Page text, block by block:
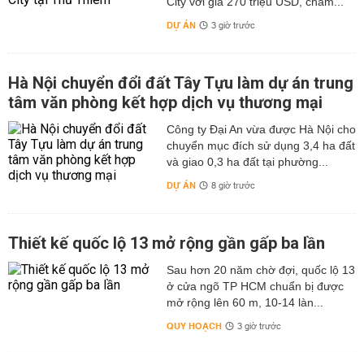
DỰ ÁN 3 giờ trước
Hà Nội chuyển đổi đất Tây Tựu làm dự án trung
tâm văn phòng kết hợp dịch vụ thương mại
Công ty Đại An vừa được Hà Nội cho
chuyển mục đích sử dụng 3,4 ha đất
và giao 0,3 ha đất tại phường...
DỰ ÁN 8 giờ trước
Thiết kế quốc lộ 13 mở rộng gần gấp ba lần
Sau hơn 20 năm chờ đợi, quốc lộ 13
ở cửa ngõ TP HCM chuẩn bị được
mở rộng lên 60 m, 10-14 làn...
QUY HOẠCH 3 giờ trước